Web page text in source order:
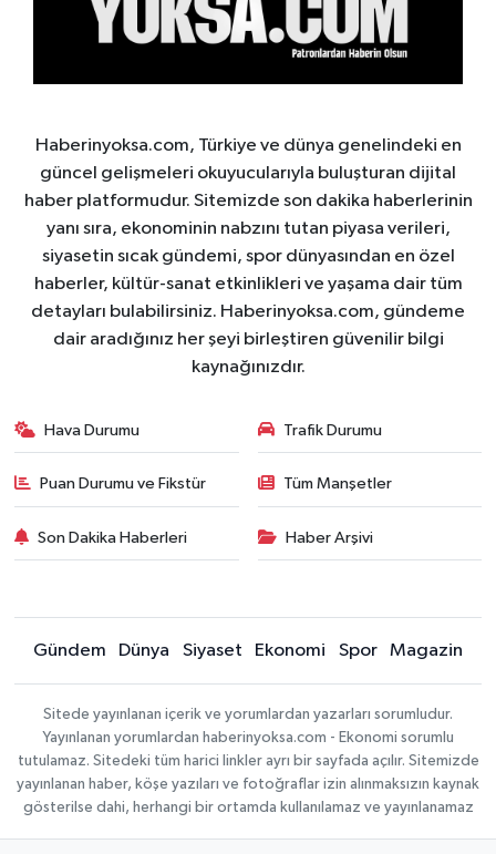
Haberinyoksa.com, Türkiye ve dünya genelindeki en
güncel gelişmeleri okuyucularıyla buluşturan dijital
haber platformudur. Sitemizde son dakika haberlerinin
yanı sıra, ekonominin nabzını tutan piyasa verileri,
siyasetin sıcak gündemi, spor dünyasından en özel
haberler, kültür-sanat etkinlikleri ve yaşama dair tüm
detayları bulabilirsiniz. Haberinyoksa.com, gündeme
dair aradığınız her şeyi birleştiren güvenilir bilgi
kaynağınızdır.
Hava Durumu Trafik Durumu
Puan Durumu ve Fikstür Tüm Manşetler
Son Dakika Haberleri Haber Arşivi
Gündem Dünya Siyaset Ekonomi Spor Magazin
Sitede yayınlanan içerik ve yorumlardan yazarları sorumludur.
Yayınlanan yorumlardan haberinyoksa.com - Ekonomi sorumlu
tutulamaz. Sitedeki tüm harici linkler ayrı bir sayfada açılır. Sitemizde
yayınlanan haber, köşe yazıları ve fotoğraflar izin alınmaksızın kaynak
gösterilse dahi, herhangi bir ortamda kullanılamaz ve yayınlanamaz